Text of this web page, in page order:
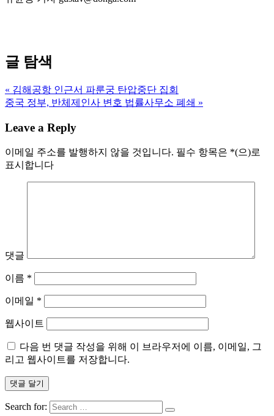
글 탐색
« 김해공항 인근서 파룬궁 탄압중단 집회
중국 정부, 반체제인사 변호 법률사무소 폐쇄 »
Leave a Reply
이메일 주소를 발행하지 않을 것입니다. 필수 항목은 *(으)로
표시합니다
댓글
이름 *
이메일 *
웹사이트
다음 번 댓글 작성을 위해 이 브라우저에 이름, 이메일, 그
리고 웹사이트를 저장합니다.
Search for: